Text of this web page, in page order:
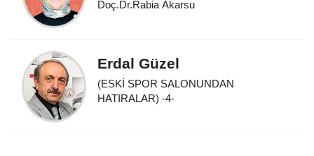
Doç.Dr.Rabia Akarsu
Erdal Güzel
(ESKİ SPOR SALONUNDAN
HATIRALAR) -4-